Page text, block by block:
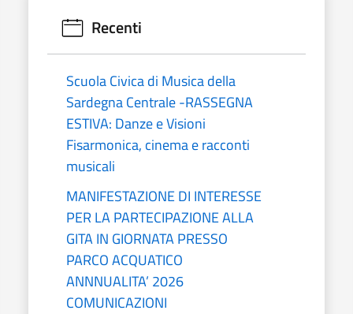
Recenti
Scuola Civica di Musica della
Sardegna Centrale -RASSEGNA
ESTIVA: Danze e Visioni
Fisarmonica, cinema e racconti
musicali
MANIFESTAZIONE DI INTERESSE
PER LA PARTECIPAZIONE ALLA
GITA IN GIORNATA PRESSO
PARCO ACQUATICO
ANNNUALITA’ 2026
COMUNICAZIONI